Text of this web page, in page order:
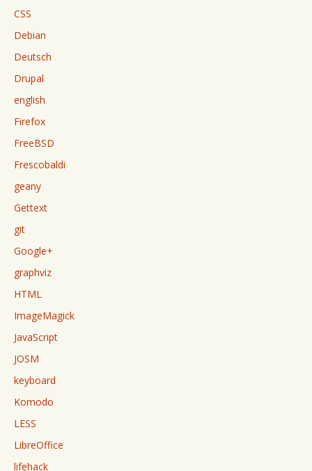
CSS
Debian
Deutsch
Drupal
english
Firefox
FreeBSD
Frescobaldi
geany
Gettext
git
Google+
graphviz
HTML
ImageMagick
JavaScript
JOSM
keyboard
Komodo
LESS
LibreOffice
lifehack